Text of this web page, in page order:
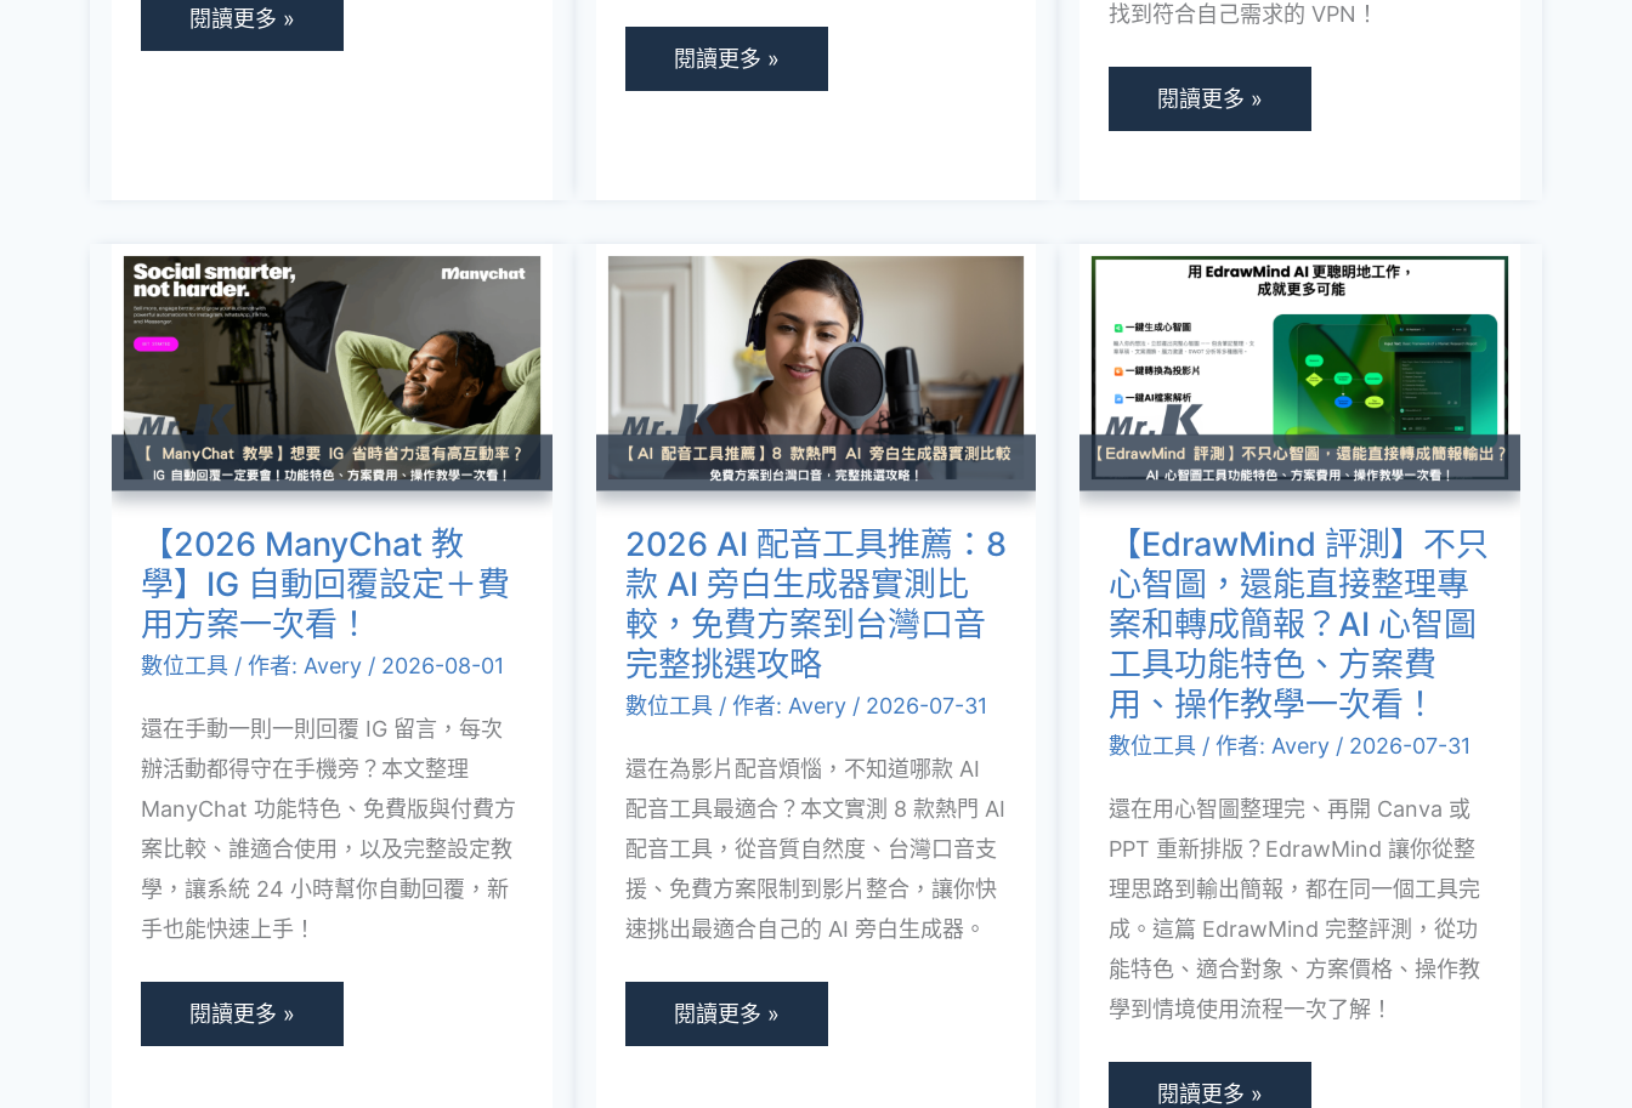
碼
管
比
較，
人、
家
庭
到
企
業
都
適
閱讀更多 »
能
特
價
教
學
一
次
看！
閱讀更多 »
找到符合自己需求的 VPN！
算？
家
VPN
費
使
用
情
境
比
較
一
次
看！
閱讀更多 »
【2026 ManyChat 教
學】IG 自動回覆設定＋費
用方案一次看！
數位工具 / 作者: Avery / 2026-08-01
還在手動一則一則回覆 IG 留言，每次
辦活動都得守在手機旁？本文整理
ManyChat 功能特色、免費版與付費方
案比較、誰適合使用，以及完整設定教
學，讓系統 24 小時幫你自動回覆，新
手也能快速上手！
【2026
ManyChat
學】
IG
自
動
回
覆
設
＋
費
用
方
案
一
看！
閱讀更多 »
2026 AI 配音工具推薦：8
款 AI 旁白生成器實測比
較，免費方案到台灣口音
完整挑選攻略
數位工具 / 作者: Avery / 2026-07-31
還在為影片配音煩惱，不知道哪款 AI
配音工具最適合？本文實測 8 款熱門 AI
配音工具，從音質自然度、台灣口音支
援、免費方案限制到影片整合，讓你快
速挑出最適合自己的 AI 旁白生成器。
2026
音
工
具
推
薦：
8
款
AI
白
生
成
器
實
比
較，
閱讀更多 »
【EdrawMind 評測】不只
心智圖，還能直接整理專
案和轉成簡報？AI 心智圖
工具功能特色、方案費
用、操作教學一次看！
數位工具 / 作者: Avery / 2026-07-31
還在用心智圖整理完、再開 Canva 或
PPT 重新排版？EdrawMind 讓你從整
理思路到輸出簡報，都在同一個工具完
成。這篇 EdrawMind 完整評測，從功
能特色、適合對象、方案價格、操作教
學到情境使用流程一次了解！
【EdrawMind
評
測】
不
只
心
智
圖，
還
能
直
接
理
專
案
和
轉
成
報？
閱讀更多 »